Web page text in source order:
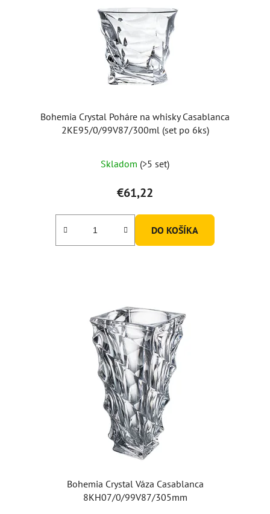
Bohemia Crystal Poháre na whisky Casablanca
2KE95/0/99V87/300ml (set po 6ks)
Skladom (>5 set)
€61,22
DO KOŠÍKA
Bohemia Crystal Váza Casablanca
8KH07/0/99V87/305mm